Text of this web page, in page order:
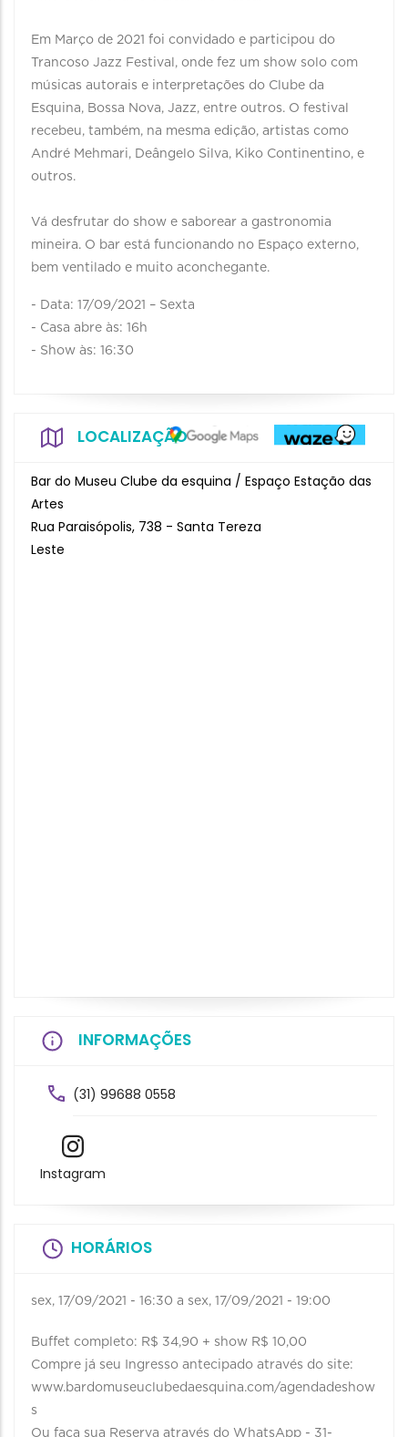
Em Março de 2021 foi convidado e participou do
Trancoso Jazz Festival, onde fez um show solo com
músicas autorais e interpretações do Clube da
Esquina, Bossa Nova, Jazz, entre outros. O festival
recebeu, também, na mesma edição, artistas como
André Mehmari, Deângelo Silva, Kiko Continentino, e
outros.
Vá desfrutar do show e saborear a gastronomia
mineira. O bar está funcionando no Espaço externo,
bem ventilado e muito aconchegante.
- Data: 17/09/2021 – Sexta
- Casa abre às: 16h
- Show às: 16:30
LOCALIZAÇÃO
Bar do Museu Clube da esquina / Espaço Estação das
Artes
Rua Paraisópolis, 738 - Santa Tereza
Leste
INFORMAÇÕES
(31) 99688 0558
Instagram
HORÁRIOS
sex, 17/09/2021 - 16:30 a sex, 17/09/2021 - 19:00
Buffet completo: R$ 34,90 + show R$ 10,00
Compre já seu Ingresso antecipado através do site:
www.bardomuseuclubedaesquina.com/agendadeshow
s
Ou faça sua Reserva através do WhatsApp - 31-